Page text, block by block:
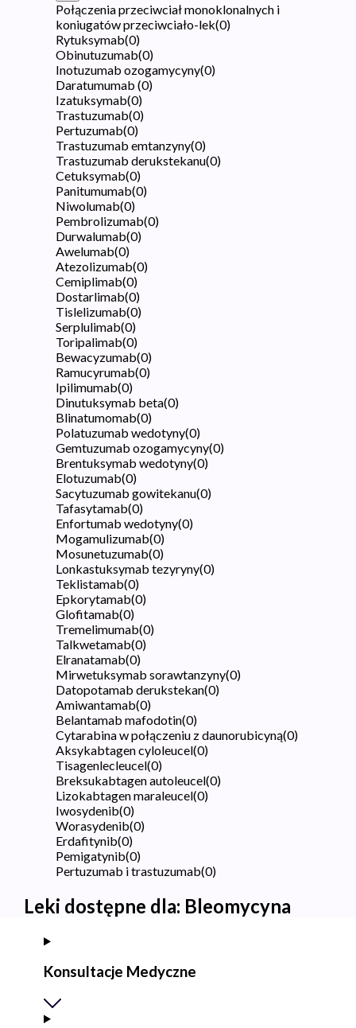
Połączenia przeciwciał monoklonalnych i
koniugatów przeciwciało-lek(0)
Rytuksymab(0)
Obinutuzumab(0)
Inotuzumab ozogamycyny(0)
Daratumumab (0)
Izatuksymab(0)
Trastuzumab(0)
Pertuzumab(0)
Trastuzumab emtanzyny(0)
Trastuzumab derukstekanu(0)
Cetuksymab(0)
Panitumumab(0)
Niwolumab(0)
Pembrolizumab(0)
Durwalumab(0)
Awelumab(0)
Atezolizumab(0)
Cemiplimab(0)
Dostarlimab(0)
Tislelizumab(0)
Serplulimab(0)
Toripalimab(0)
Bewacyzumab(0)
Ramucyrumab(0)
Ipilimumab(0)
Dinutuksymab beta(0)
Blinatumomab(0)
Polatuzumab wedotyny(0)
Gemtuzumab ozogamycyny(0)
Brentuksymab wedotyny(0)
Elotuzumab(0)
Sacytuzumab gowitekanu(0)
Tafasytamab(0)
Enfortumab wedotyny(0)
Mogamulizumab(0)
Mosunetuzumab(0)
Lonkastuksymab tezyryny(0)
Teklistamab(0)
Epkorytamab(0)
Glofitamab(0)
Tremelimumab(0)
Talkwetamab(0)
Elranatamab(0)
Mirwetuksymab sorawtanzyny(0)
Datopotamab derukstekan(0)
Amiwantamab(0)
Belantamab mafodotin(0)
Cytarabina w połączeniu z daunorubicyną(0)
Aksykabtagen cyloleucel(0)
Tisagenlecleucel(0)
Breksukabtagen autoleucel(0)
Lizokabtagen maraleucel(0)
Iwosydenib(0)
Worasydenib(0)
Erdafitynib(0)
Pemigatynib(0)
Pertuzumab i trastuzumab(0)
Leki dostępne dla: Bleomycyna
Konsultacje Medyczne